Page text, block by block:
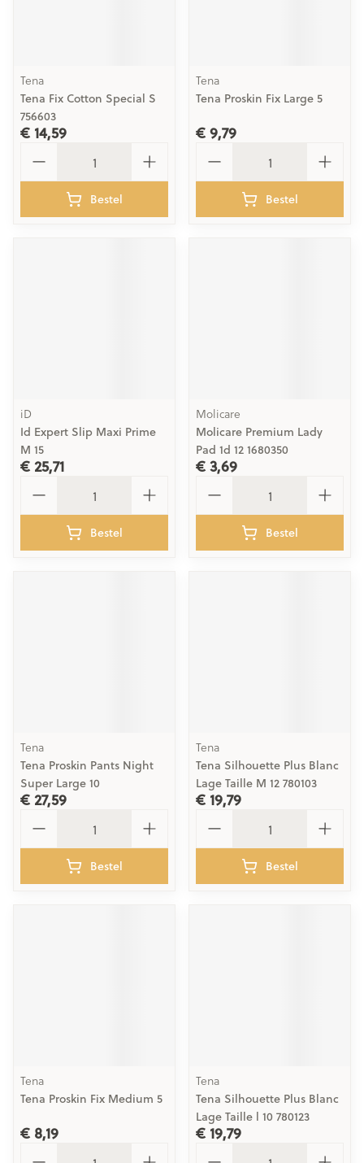
Tena
Tena Fix Cotton Special S
756603
€ 14,59
Bestel
Tena
Tena Proskin Fix Large 5
€ 9,79
Bestel
iD
Id Expert Slip Maxi Prime
M 15
€ 25,71
Bestel
Molicare
Molicare Premium Lady
Pad 1d 12 1680350
€ 3,69
Bestel
Tena
Tena Proskin Pants Night
Super Large 10
€ 27,59
Bestel
Tena
Tena Silhouette Plus Blanc
Lage Taille M 12 780103
€ 19,79
Bestel
Tena
Tena Proskin Fix Medium 5
€ 8,19
Tena
Tena Silhouette Plus Blanc
Lage Taille l 10 780123
€ 19,79